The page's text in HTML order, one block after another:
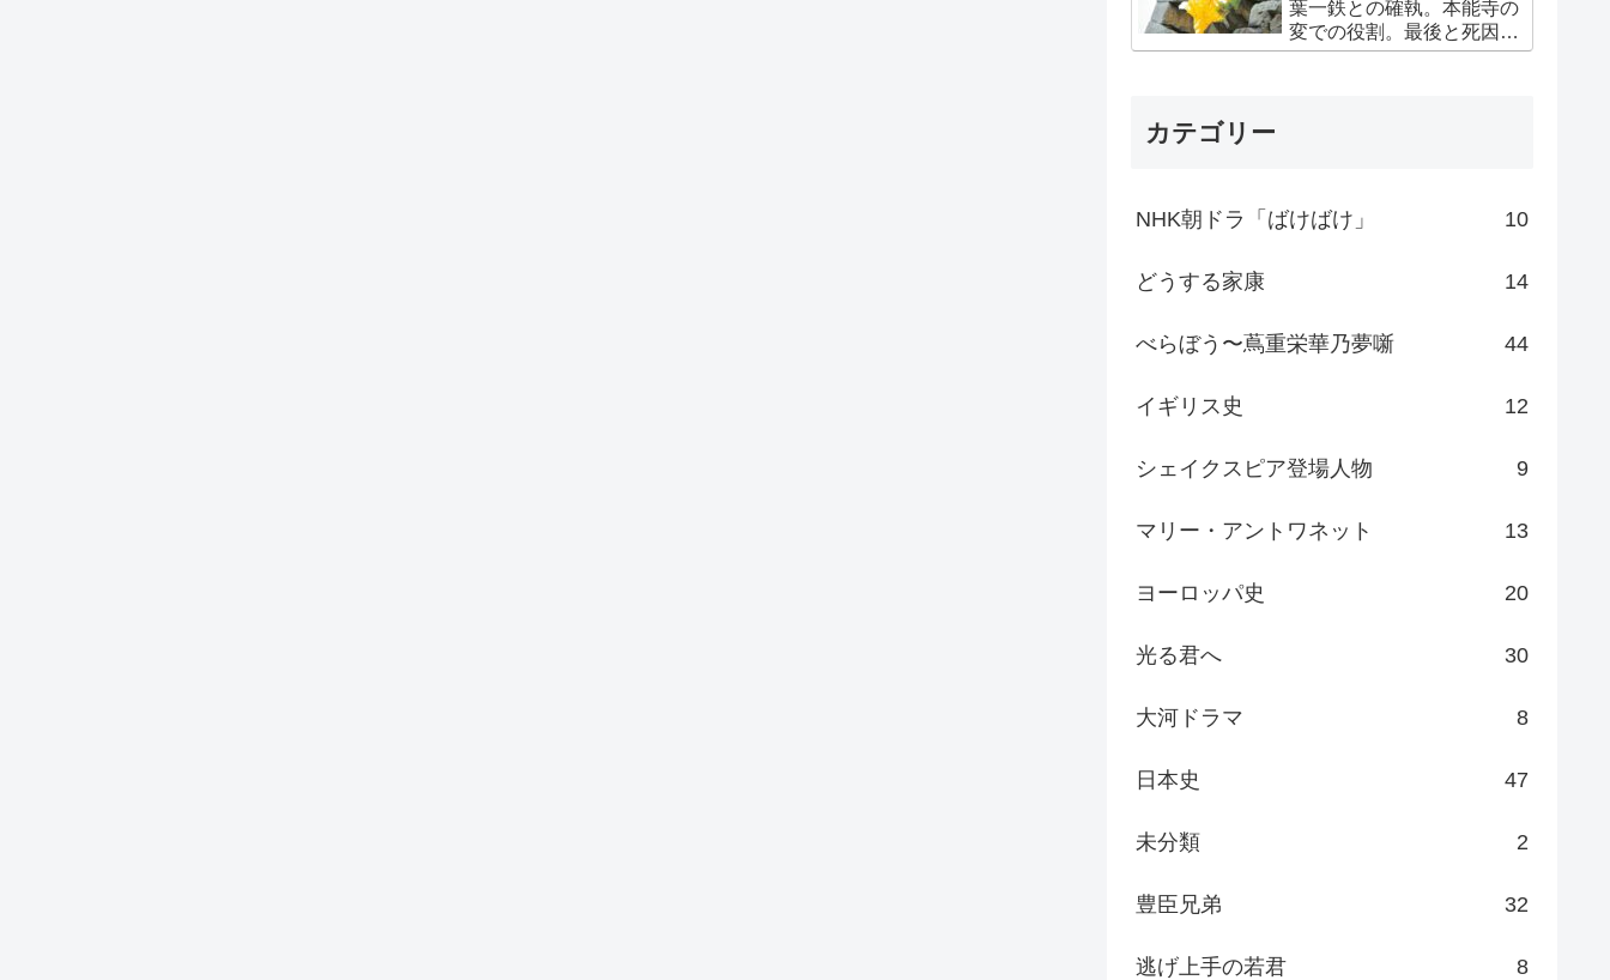
葉一鉄との確執。本能寺の
変での役割。最後と死因。
娘・春日局への系譜
カテゴリー
NHK朝ドラ「ばけばけ」 10
どうする家康 14
べらぼう〜蔦重栄華乃夢噺 44
イギリス史 12
シェイクスピア登場人物 9
マリー・アントワネット 13
ヨーロッパ史 20
光る君へ 30
大河ドラマ 8
日本史 47
未分類 2
豊臣兄弟 32
逃げ上手の若君 8